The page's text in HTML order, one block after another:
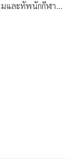
มและทัพนักกีฬา
ทีมชาติไทยชิง